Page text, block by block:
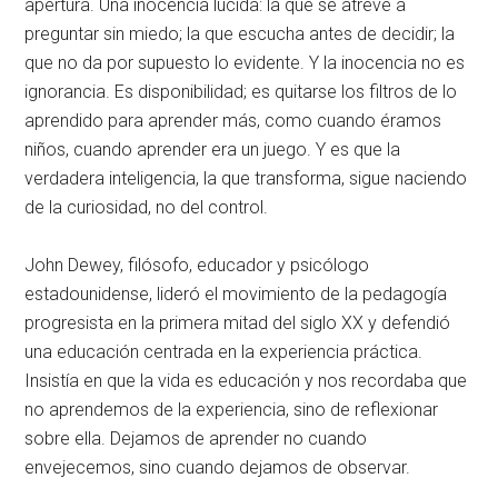
apertura. Una inocencia lúcida: la que se atreve a
preguntar sin miedo; la que escucha antes de decidir; la
que no da por supuesto lo evidente. Y la inocencia no es
ignorancia. Es disponibilidad; es quitarse los filtros de lo
aprendido para aprender más, como cuando éramos
niños, cuando aprender era un juego. Y es que la
verdadera inteligencia, la que transforma, sigue naciendo
de la curiosidad, no del control.
John Dewey, filósofo, educador y psicólogo
estadounidense, lideró el movimiento de la pedagogía
progresista en la primera mitad del siglo XX y defendió
una educación centrada en la experiencia práctica.
Insistía en que la vida es educación y nos recordaba que
no aprendemos de la experiencia, sino de reflexionar
sobre ella. Dejamos de aprender no cuando
envejecemos, sino cuando dejamos de observar.